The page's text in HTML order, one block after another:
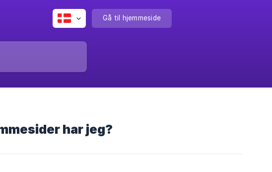
Gå til hjemmeside
har jeg?